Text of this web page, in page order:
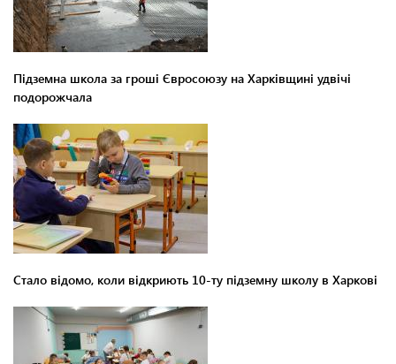
Підземна школа за гроші Євросоюзу на Харківщині удвічі
подорожчала
Стало відомо, коли відкриють 10-ту підземну школу в Харкові